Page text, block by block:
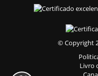
© Copyright
Livro